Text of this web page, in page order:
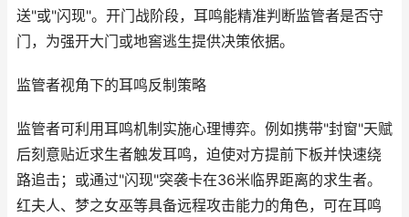
送"或"闪现"。开门战阶段，耳鸣能精准判断监管者是否守
门，为强开大门或地窖逃生提供决策依据。
监管者视角下的耳鸣反制策略
监管者可利用耳鸣机制实施心理博弈。例如携带"封窗"天赋
后刻意贴近求生者触发耳鸣，迫使对方提前下板并快速绕
路追击；或通过"闪现"突袭卡在36米临界距离的求生者。
红夫人、梦之女巫等具备远程攻击能力的角色，可在耳鸣